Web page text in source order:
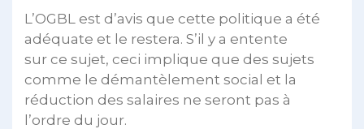
L’OGBL est d’avis que cette politique a été
adéquate et le restera. S’il y a entente
sur ce sujet, ceci implique que des sujets
comme le démantèlement social et la
réduction des salaires ne seront pas à
l’ordre du jour.